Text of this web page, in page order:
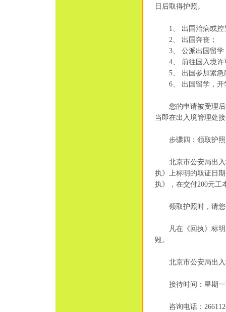
日后取得护照。
1、 出国治病或控
2、 出国奔丧；
3、 公派出国留学
4、 前往国入境许
5、 出国参加紧急
6、 出国留学，开
您的申请被受理后
当即在出入境管理处
步骤四：领取护照
北京市公安局出入
执》上标明的取证日
执》，在交付200元工
领取护照时，请您
凡在《回执》标明
毁。
北京市公安局出入
接待时间：星期一
咨询电话：